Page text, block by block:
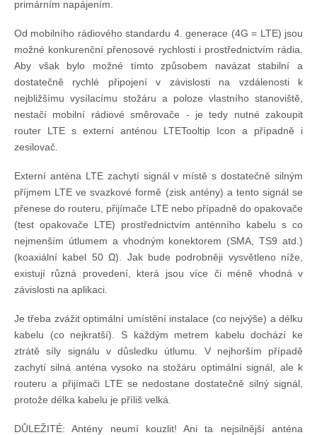
primárním napájením.
Od mobilního rádiového standardu 4. generace (4G = LTE) jsou
možné konkurenční přenosové rychlosti i prostřednictvím rádia.
Aby však bylo možné tímto způsobem navázat stabilní a
dostatečně rychlé připojení v závislosti na vzdálenosti k
nejbližšímu vysílacímu stožáru a poloze vlastního stanoviště,
nestačí mobilní rádiové směrovače - je tedy nutné zakoupit
router LTE s externí anténou LTETooltip Icon a případně i
zesilovač.
Externí anténa LTE zachytí signál v místě s dostatečně silným
příjmem LTE ve svazkové formě (zisk antény) a tento signál se
přenese do routeru, přijímače LTE nebo případně do opakovače
(test opakovače LTE) prostřednictvím anténního kabelu s co
nejmenším útlumem a vhodným konektorem (SMA, TS9 atd.)
(koaxiální kabel 50 Ω). Jak bude podrobněji vysvětleno níže,
existují různá provedení, která jsou více či méně vhodná v
závislosti na aplikaci.
Je třeba zvážit optimální umístění instalace (co nejvýše) a délku
kabelu (co nejkratší). S každým metrem kabelu dochází ke
ztrátě síly signálu v důsledku útlumu. V nejhorším případě
zachytí silná anténa vysoko na stožáru optimální signál, ale k
routeru a přijímači LTE se nedostane dostatečně silný signál,
protože délka kabelu je příliš velká.
DŮLEŽITÉ: Antény neumí kouzlit! Ani ta nejsilnější anténa